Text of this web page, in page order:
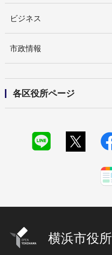
ビジネス
市政情報
各区役所ページ
横浜市役所